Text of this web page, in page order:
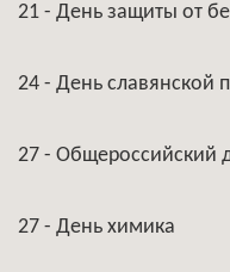
21 - День защиты от
24 - День славянской
27 - Общероссийский
27 - День химика